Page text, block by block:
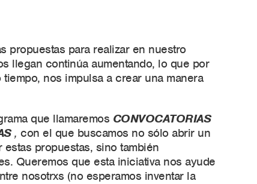
propuestas para realizar en nuestro
llegan continúa aumentando, lo que por
nos impulsa a crear una manera
que llamaremos CONVOCATORIAS
,con el que buscamos no sólo abrir un
propuestas, sino también
Queremos que esta iniciativa nos ayude
nosotrxs (no esperamos inventar la